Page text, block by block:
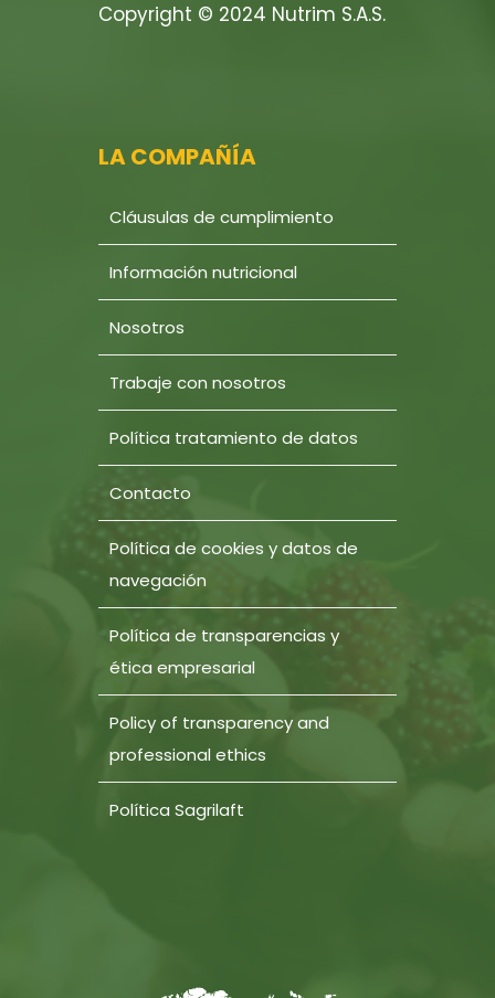
Copyright © 2024 Nutrim S.A.S.
LA COMPAÑÍA
Cláusulas de cumplimiento
Información nutricional
Nosotros
Trabaje con nosotros
Política tratamiento de datos
Contacto
Política de cookies y datos de
navegación
Política de transparencias y
ética empresarial
Policy of transparency and
professional ethics
Política Sagrilaft